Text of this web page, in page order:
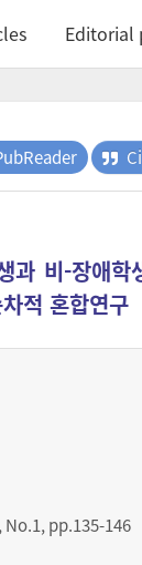
Editorial
과 비-장애
적 혼합연구
,No.1,pp.135-146